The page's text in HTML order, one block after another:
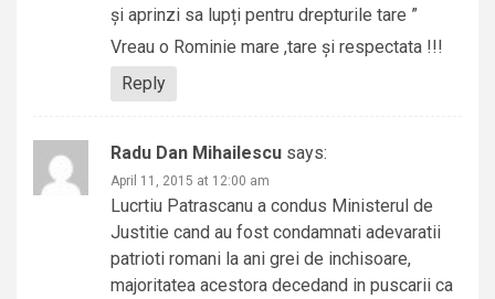
și aprinzi sa lupți pentru drepturile tare ”
Vreau o Rominie mare ,tare și respectata !!!
Reply
Radu Dan Mihailescu says:
April 11, 2015 at 12:00 am
Lucrtiu Patrascanu a condus Ministerul de
Justitie cand au fost condamnati adevaratii
patrioti romani la ani grei de inchisoare,
majoritatea acestora decedand in puscarii ca